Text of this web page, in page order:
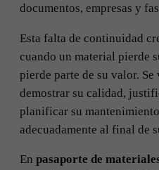
documentos, empresas y
Esta falta de continuidad
cuando un material pierde
pierde parte de su valor.
demostrar su calidad,
planificar su
adecuadamente al final de
En pasaporte de